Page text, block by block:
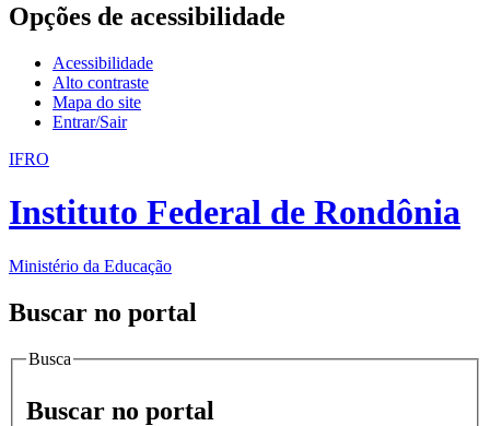
Opções de acessibilidade
Acessibilidade
Alto contraste
Mapa do site
Entrar/Sair
IFRO
Instituto Federal de Rondônia
Ministério da Educação
Buscar no portal
Busca
Buscar no portal